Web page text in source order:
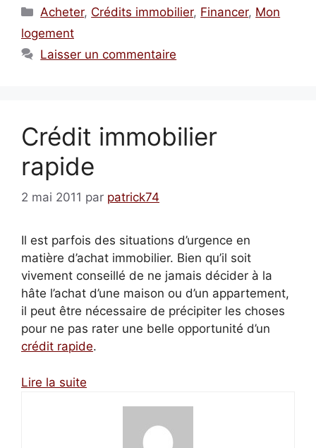
Catégories
Acheter, Crédits immobilier, Financer, Mon
logement
Laisser un commentaire
Crédit immobilier
rapide
2 mai 2011 par patrick74
Il est parfois des situations d’urgence en
matière d’achat immobilier. Bien qu’il soit
vivement conseillé de ne jamais décider à la
hâte l’achat d’une maison ou d’un appartement,
il peut être nécessaire de précipiter les choses
pour ne pas rater une belle opportunité d’un
crédit rapide.
Lire la suite